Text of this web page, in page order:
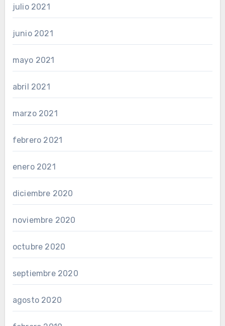
julio 2021
junio 2021
mayo 2021
abril 2021
marzo 2021
febrero 2021
enero 2021
diciembre 2020
noviembre 2020
octubre 2020
septiembre 2020
agosto 2020